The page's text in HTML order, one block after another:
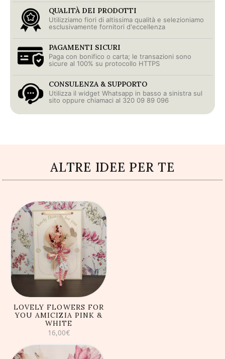
QUALITÀ DEI PRODOTTI
Utilizziamo fiori di altissima qualità e selezioniamo
esclusivamente fornitori d'eccellenza
PAGAMENTI SICURI
Paga con bonifico o carta; le transazioni sono
sicure al 100% su protocollo HTTPS
CONSULENZA & SUPPORTO
Utilizza il widget Whatsapp in basso a sinistra sul
sito oppure chiamaci al 320 09 89 096
ALTRE IDEE PER TE
AGGIUNGI AL
CARRELLO
LOVELY FLOWERS FOR
YOU AMICIZIA PINK &
WHITE
16,00€